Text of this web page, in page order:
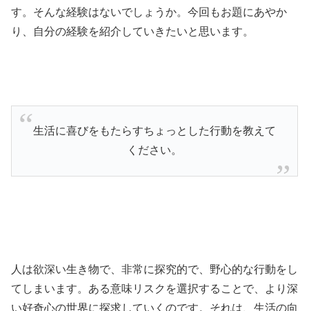
す。そんな経験はないでしょうか。今回もお題にあやか
り、自分の経験を紹介していきたいと思います。
生活に喜びをもたらすちょっとした行動を教えて
ください。
人は欲深い生き物で、非常に探究的で、野心的な行動をし
てしまいます。ある意味リスクを選択することで、より深
い好奇心の世界に探求していくのです。それは、生活の向